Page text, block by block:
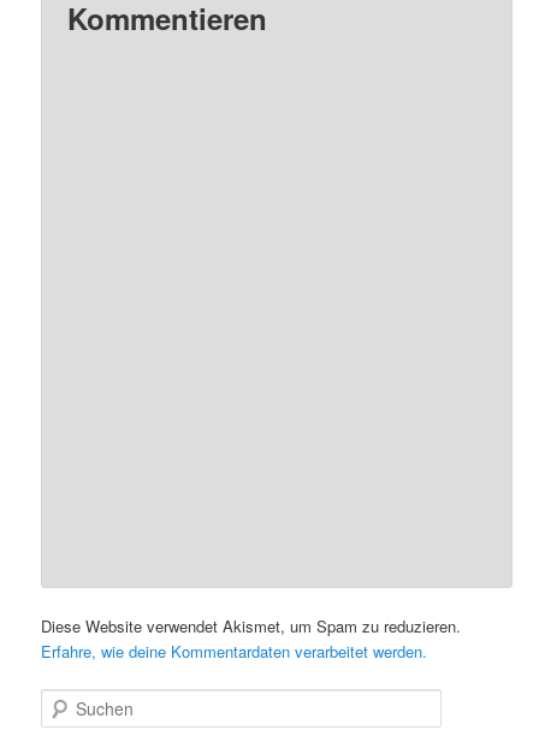
Kommentieren
Diese Website verwendet Akismet, um Spam zu reduzieren.
Erfahre, wie deine Kommentardaten verarbeitet werden.
u